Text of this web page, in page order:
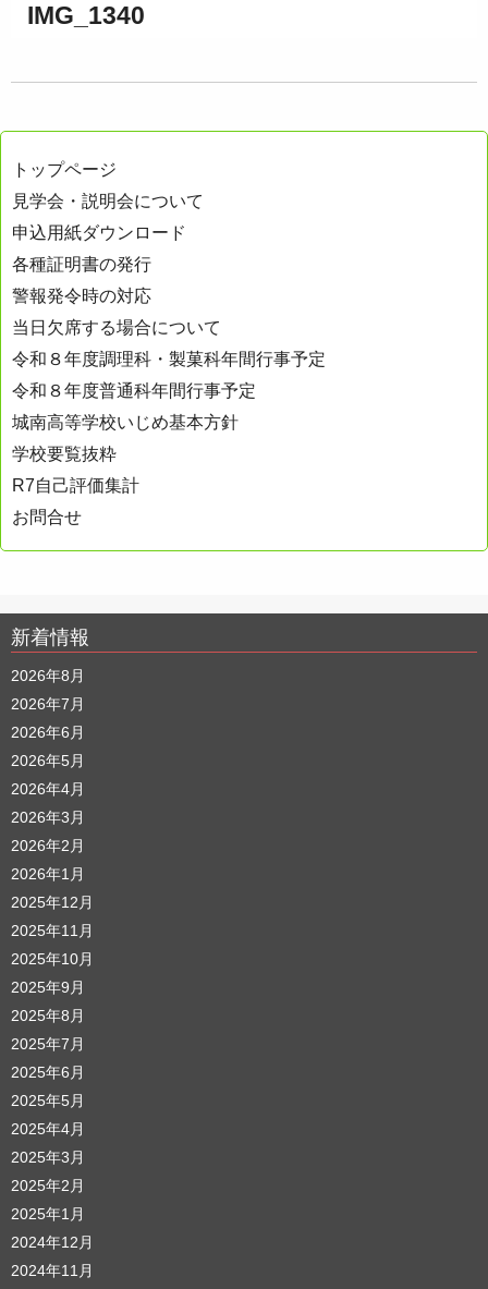
IMG_1340
トップページ
見学会・説明会について
申込用紙ダウンロード
各種証明書の発行
警報発令時の対応
当日欠席する場合について
令和８年度調理科・製菓科年間行事予定
令和８年度普通科年間行事予定
城南高等学校いじめ基本方針
学校要覧抜粋
R7自己評価集計
お問合せ
新着情報
2026年8月
2026年7月
2026年6月
2026年5月
2026年4月
2026年3月
2026年2月
2026年1月
2025年12月
2025年11月
2025年10月
2025年9月
2025年8月
2025年7月
2025年6月
2025年5月
2025年4月
2025年3月
2025年2月
2025年1月
2024年12月
2024年11月